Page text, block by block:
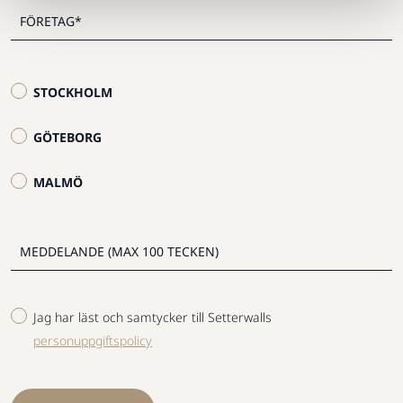
STOCKHOLM
GÖTEBORG
MALMÖ
Jag har läst och samtycker till Setterwalls
personuppgiftspolicy